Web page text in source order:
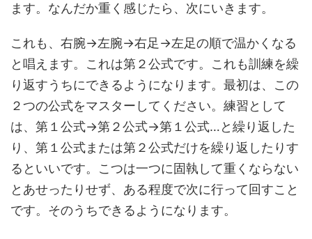
ます。なんだか重く感じたら、次にいきます。
これも、右腕→左腕→右足→左足の順で温かくなる
と唱えます。これは第２公式です。これも訓練を繰
り返すうちにできるようになります。最初は、この
２つの公式をマスターしてください。練習として
は、第１公式→第２公式→第１公式…と繰り返した
り、第１公式または第２公式だけを繰り返したりす
るといいです。こつは一つに固執して重くならない
とあせったりせず、ある程度で次に行って回すこと
です。そのうちできるようになります。